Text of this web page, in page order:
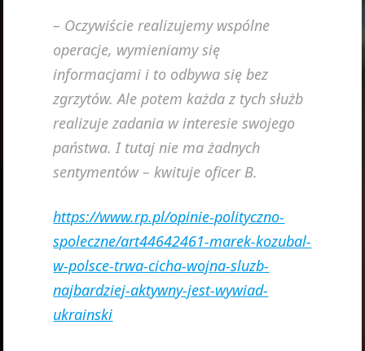
– Oczywiście realizujemy wspólne
operacje, wymieniamy się
informacjami i to odbywa się bez
zgrzytów. Ale potem każda z tych służb
realizuje zadania w interesie swojego
państwa. I tutaj nie ma żadnych
sentymentów – kwituje oficer B.
https://www.rp.pl/opinie-polityczno-
spoleczne/art44642461-marek-kozubal-
w-polsce-trwa-cicha-wojna-sluzb-
najbardziej-aktywny-jest-wywiad-
ukrainski